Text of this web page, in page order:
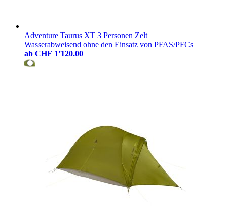
Adventure Taurus XT 3 Personen Zelt
Wasserabweisend ohne den Einsatz von PFAS/PFCs
ab CHF 1’120.00